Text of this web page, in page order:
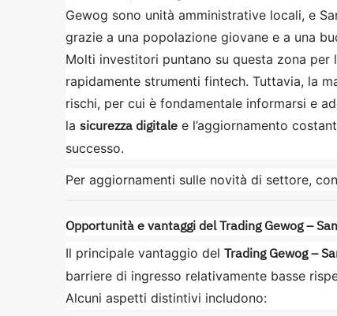
Gewog sono unità amministrative locali, e
grazie a una popolazione giovane e a una
Molti investitori puntano su questa zona
rapidamente strumenti fintech. Tuttavia, la
rischi, per cui è fondamentale informarsi e
la sicurezza digitale e l’aggiornamento
successo.
Per aggiornamenti sulle novità di settore,
Opportunità e vantaggi del Trading Gewog –
Il principale vantaggio del Trading Gewog –
barriere di ingresso relativamente basse
Alcuni aspetti distintivi includono: